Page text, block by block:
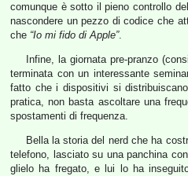
comunque è sotto il pieno controllo
nascondere un pezzo di codice che
che “Io mi fido di Apple”.
Infine, la giornata pre-pranzo
terminata con un interessante
fatto che i dispositivi si
pratica, non basta ascoltare una
spostamenti di frequenza.
Bella la storia del nerd che ha
telefono, lasciato su una panchina
glielo ha fregato, e lui lo ha